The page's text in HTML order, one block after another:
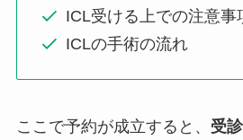
ICL受ける上での注意事
ICLの手術の流れ
ここで予約が成立すると、 受